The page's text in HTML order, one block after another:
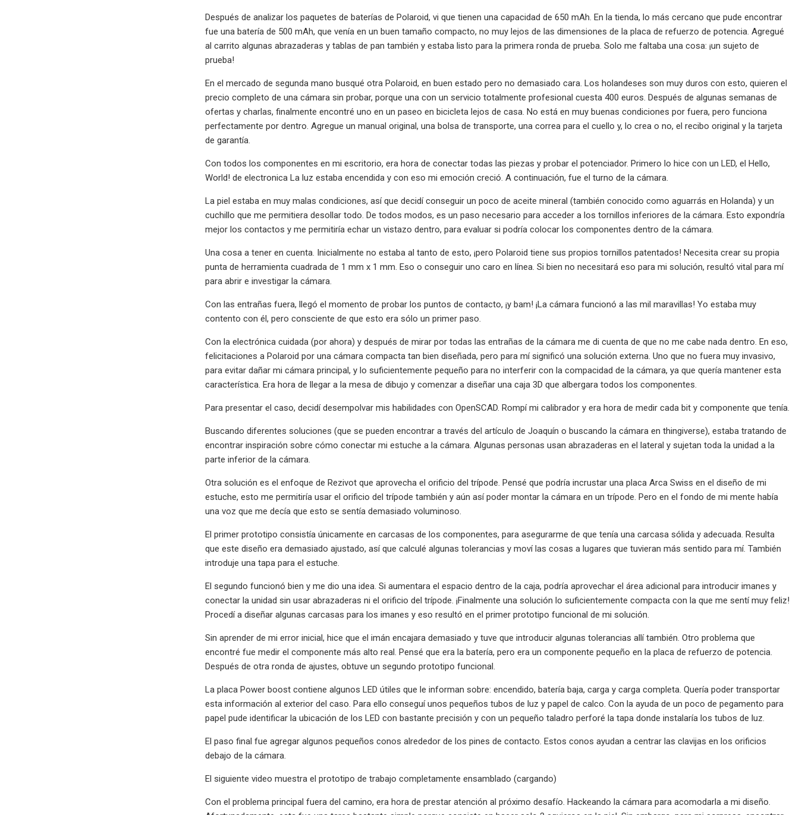
Después de analizar los paquetes de baterías de Polaroid, vi que tienen una capacidad de 650 mAh. En la tienda, lo más cercano que pude encontrar
fue una batería de 500 mAh, que venía en un buen tamaño compacto, no muy lejos de las dimensiones de la placa de refuerzo de potencia. Agregué
al carrito algunas abrazaderas y tablas de pan también y estaba listo para la primera ronda de prueba. Solo me faltaba una cosa: ¡un sujeto de
prueba!
En el mercado de segunda mano busqué otra Polaroid, en buen estado pero no demasiado cara. Los holandeses son muy duros con esto, quieren el
precio completo de una cámara sin probar, porque una con un servicio totalmente profesional cuesta 400 euros. Después de algunas semanas de
ofertas y charlas, finalmente encontré uno en un paseo en bicicleta lejos de casa. No está en muy buenas condiciones por fuera, pero funciona
perfectamente por dentro. Agregue un manual original, una bolsa de transporte, una correa para el cuello y, lo crea o no, el recibo original y la tarjeta
de garantía.
Con todos los componentes en mi escritorio, era hora de conectar todas las piezas y probar el potenciador. Primero lo hice con un LED, el Hello,
World! de electronica La luz estaba encendida y con eso mi emoción creció. A continuación, fue el turno de la cámara.
La piel estaba en muy malas condiciones, así que decidí conseguir un poco de aceite mineral (también conocido como aguarrás en Holanda) y un
cuchillo que me permitiera desollar todo. De todos modos, es un paso necesario para acceder a los tornillos inferiores de la cámara. Esto expondría
mejor los contactos y me permitiría echar un vistazo dentro, para evaluar si podría colocar los componentes dentro de la cámara.
Una cosa a tener en cuenta. Inicialmente no estaba al tanto de esto, ¡pero Polaroid tiene sus propios tornillos patentados! Necesita crear su propia
punta de herramienta cuadrada de 1 mm x 1 mm. Eso o conseguir uno caro en línea. Si bien no necesitará eso para mi solución, resultó vital para mí
para abrir e investigar la cámara.
Con las entrañas fuera, llegó el momento de probar los puntos de contacto, ¡y bam! ¡La cámara funcionó a las mil maravillas! Yo estaba muy
contento con él, pero consciente de que esto era sólo un primer paso.
Con la electrónica cuidada (por ahora) y después de mirar por todas las entrañas de la cámara me di cuenta de que no me cabe nada dentro. En eso,
felicitaciones a Polaroid por una cámara compacta tan bien diseñada, pero para mí significó una solución externa. Uno que no fuera muy invasivo,
para evitar dañar mi cámara principal, y lo suficientemente pequeño para no interferir con la compacidad de la cámara, ya que quería mantener esta
característica. Era hora de llegar a la mesa de dibujo y comenzar a diseñar una caja 3D que albergara todos los componentes.
Para presentar el caso, decidí desempolvar mis habilidades con OpenSCAD. Rompí mi calibrador y era hora de medir cada bit y componente que tenía.
Buscando diferentes soluciones (que se pueden encontrar a través del artículo de Joaquín o buscando la cámara en thingiverse), estaba tratando de
encontrar inspiración sobre cómo conectar mi estuche a la cámara. Algunas personas usan abrazaderas en el lateral y sujetan toda la unidad a la
parte inferior de la cámara.
Otra solución es el enfoque de Rezivot que aprovecha el orificio del trípode. Pensé que podría incrustar una placa Arca Swiss en el diseño de mi
estuche, esto me permitiría usar el orificio del trípode también y aún así poder montar la cámara en un trípode. Pero en el fondo de mi mente había
una voz que me decía que esto se sentía demasiado voluminoso.
El primer prototipo consistía únicamente en carcasas de los componentes, para asegurarme de que tenía una carcasa sólida y adecuada. Resulta
que este diseño era demasiado ajustado, así que calculé algunas tolerancias y moví las cosas a lugares que tuvieran más sentido para mí. También
introduje una tapa para el estuche.
El segundo funcionó bien y me dio una idea. Si aumentara el espacio dentro de la caja, podría aprovechar el área adicional para introducir imanes y
conectar la unidad sin usar abrazaderas ni el orificio del trípode. ¡Finalmente una solución lo suficientemente compacta con la que me sentí muy feliz!
Procedí a diseñar algunas carcasas para los imanes y eso resultó en el primer prototipo funcional de mi solución.
Sin aprender de mi error inicial, hice que el imán encajara demasiado y tuve que introducir algunas tolerancias allí también. Otro problema que
encontré fue medir el componente más alto real. Pensé que era la batería, pero era un componente pequeño en la placa de refuerzo de potencia.
Después de otra ronda de ajustes, obtuve un segundo prototipo funcional.
La placa Power boost contiene algunos LED útiles que le informan sobre: ​​encendido, batería baja, carga y carga completa. Quería poder transportar
esta información al exterior del caso. Para ello conseguí unos pequeños tubos de luz y papel de calco. Con la ayuda de un poco de pegamento para
papel pude identificar la ubicación de los LED con bastante precisión y con un pequeño taladro perforé la tapa donde instalaría los tubos de luz.
El paso final fue agregar algunos pequeños conos alrededor de los pines de contacto. Estos conos ayudan a centrar las clavijas en los orificios
debajo de la cámara.
El siguiente video muestra el prototipo de trabajo completamente ensamblado (cargando)
Con el problema principal fuera del camino, era hora de prestar atención al próximo desafío. Hackeando la cámara para acomodarla a mi diseño.